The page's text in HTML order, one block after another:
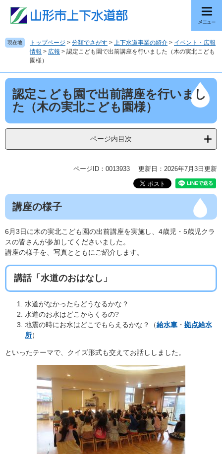
の
先
す
ー
を
し
へ
現在地 トップページ > 分類でさがす > 上下水道事業の紹介 > イベント・広報
情報 > 広報 > 認定こども園で出前講座を行いました（木の実北こども
園様）
本
認定こども園で出前講座を行いまし
た（木の実北こども園様）
ページ内目次
ページID：0013933 更新日：2026年7月3日更新
講座の様子
6月3日に木の実北こども園の出前講座を実施し、4歳児・5歳児クラ
スの皆さんが参加してくださいました。
講座の様子を、写真とともにご紹介します。
講話「水道のおはなし」
水道がなかったらどうなるかな？
水道のお水はどこからくるの?
地震の時にお水はどこでもらえるかな？（給水車 ・ 拠点給水
所）
といったテーマで、クイズ形式も交えてお話ししました。